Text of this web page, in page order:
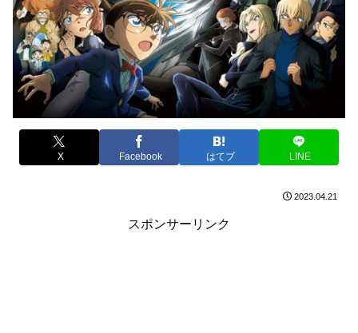
X Facebook はてブ LINE
2023.04.21
スポンサーリンク